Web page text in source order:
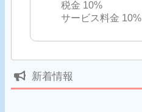
税金 10%
サービス料金 10%
新着情報